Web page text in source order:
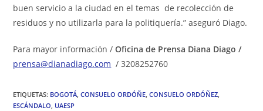
buen servicio a la ciudad en el temas de recolección de
residuos y no utilizarla para la politiquería.” aseguró Diago.
Para mayor información /Oficina de Prensa Diana Diago /
prensa@dianadiago.com / 3208252760
ETIQUETAS: BOGOTÁ, CONSUELO ORDÓÑE, CONSUELO ORDÓÑEZ,
ESCÁNDALO, UAESP